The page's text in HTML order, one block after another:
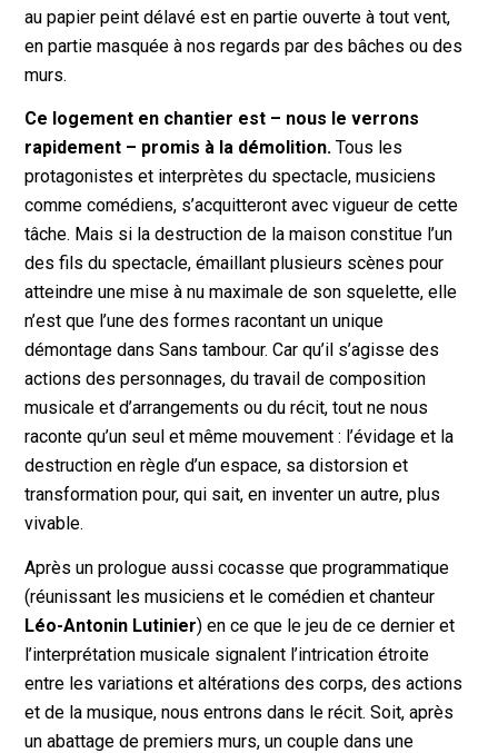
au papier peint délavé est en partie ouverte à tout vent,
en partie masquée à nos regards par des bâches ou des
murs.
Ce logement en chantier est – nous le verrons
rapidement – promis à la démolition. Tous les
protagonistes et interprètes du spectacle, musiciens
comme comédiens, s’acquitteront avec vigueur de cette
tâche. Mais si la destruction de la maison constitue l’un
des fils du spectacle, émaillant plusieurs scènes pour
atteindre une mise à nu maximale de son squelette, elle
n’est que l’une des formes racontant un unique
démontage dansSans tambour.Car qu’il s’agisse des
actions des personnages, du travail de composition
musicale et d’arrangements ou du récit, tout ne nous
raconte qu’un seul et même mouvement : l’évidage et la
destruction en règle d’un espace, sa distorsion et
transformation pour, qui sait, en inventer un autre, plus
vivable.
Après un prologue aussi cocasse que programmatique
(réunissant les musiciens et le comédien et chanteur
Léo-Antonin Lutinier) en ce que le jeu de ce dernier et
l’interprétation musicale signalent l’intrication étroite
entre les variations et altérations des corps, des actions
et de la musique, nous entrons dans le récit. Soit, après
un abattage de premiers murs, un couple dans une